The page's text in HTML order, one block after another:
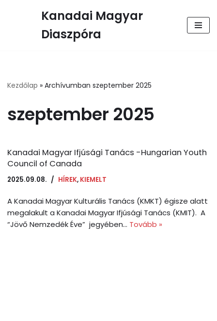
Kanadai Magyar
Diaszpóra
Kezdőlap » Archívumban szeptember 2025
szeptember 2025
Kanadai Magyar Ifjúsági Tanács -Hungarian Youth
Council of Canada
2025.09.08. HÍREK, KIEMELT
A Kanadai Magyar Kulturális Tanács (KMKT) égisze alatt
megalakult a Kanadai Magyar Ifjúsági Tanács (KMIT). A
“Jövő Nemzedék Éve” jegyében… Tovább »